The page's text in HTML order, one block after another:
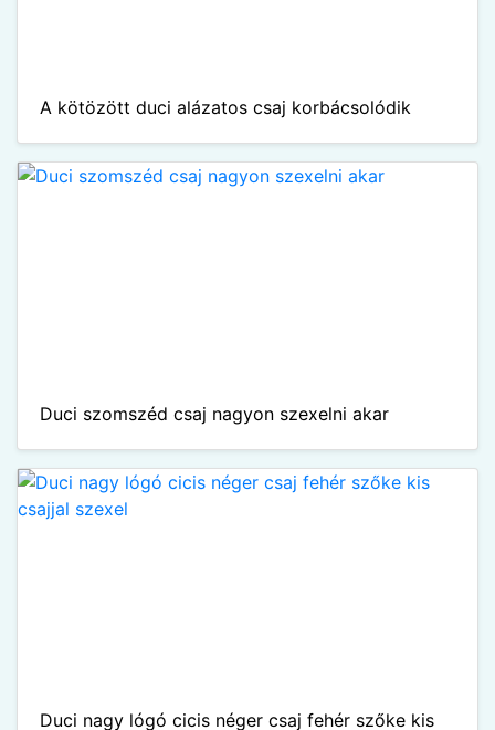
A kötözött duci alázatos csaj korbácsolódik
Duci szomszéd csaj nagyon szexelni akar
Duci nagy lógó cicis néger csaj fehér szőke kis